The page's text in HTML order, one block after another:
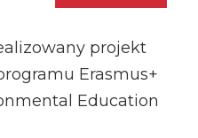
projekt
Erasmus+
Education